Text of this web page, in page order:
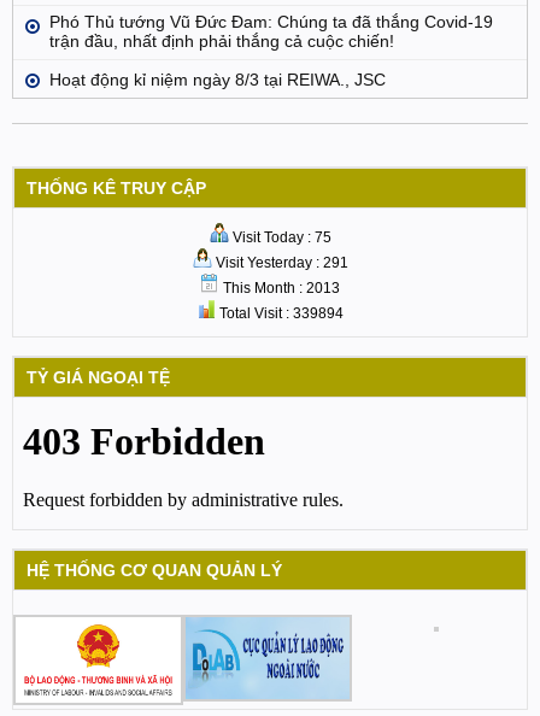
Phó Thủ tướng Vũ Đức Đam: Chúng ta đã thắng Covid-19
trận đầu, nhất định phải thắng cả cuộc chiến!
Hoạt động kỉ niệm ngày 8/3 tại REIWA., JSC
THỐNG KÊ TRUY CẬP
Visit Today : 75
Visit Yesterday : 291
This Month : 2013
Total Visit : 339894
TỶ GIÁ NGOẠI TỆ
HỆ THỐNG CƠ QUAN QUẢN LÝ